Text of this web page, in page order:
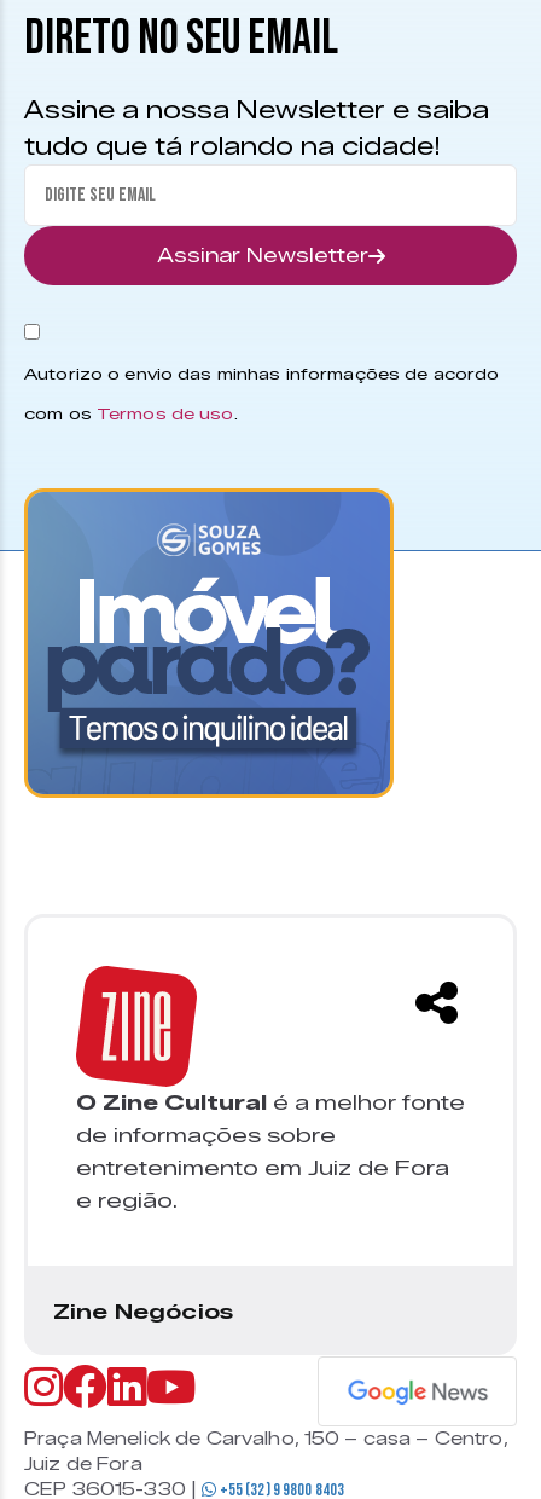
DIRETO NO SEU EMAIL
Assine a nossa Newsletter e saiba
tudo que tá rolando na cidade!
Assinar Newsletter
Autorizo o envio das minhas informações de acordo
com os Termos de uso.
O Zine Cultural é a melhor fonte
de informações sobre
entretenimento em Juiz de Fora
e região.
Zine Negócios
Praça Menelick de Carvalho, 150 – casa – Centro,
Juiz de Fora
CEP 36015-330 |
+55 (32) 9 9800 8403